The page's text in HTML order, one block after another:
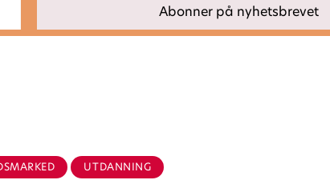
UTDANNING